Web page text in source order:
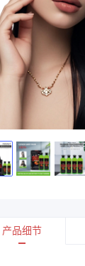
产品细节